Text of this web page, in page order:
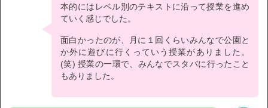
本的にはレベル別のテキストに沿って授業を進め
ていく感じでした。
面白かったのが、月に１回くらいみんなで公園と
か外に遊びに行くっていう授業がありました。
(笑) 授業の一環で、みんなでスタバに行ったこと
もありました。